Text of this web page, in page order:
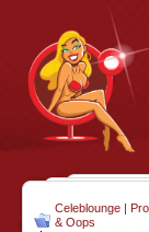
Celeblounge |
& Oops